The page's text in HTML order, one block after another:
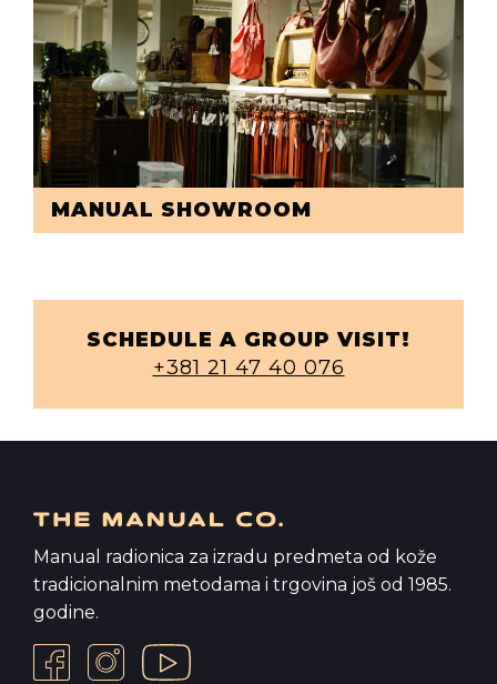
MANUAL SHOWROOM
SCHEDULE A GROUP VISIT!
+381 21 47 40 076
Manual radionica za izradu predmeta od kože
tradicionalnim metodama i trgovina još od 1985.
godine.